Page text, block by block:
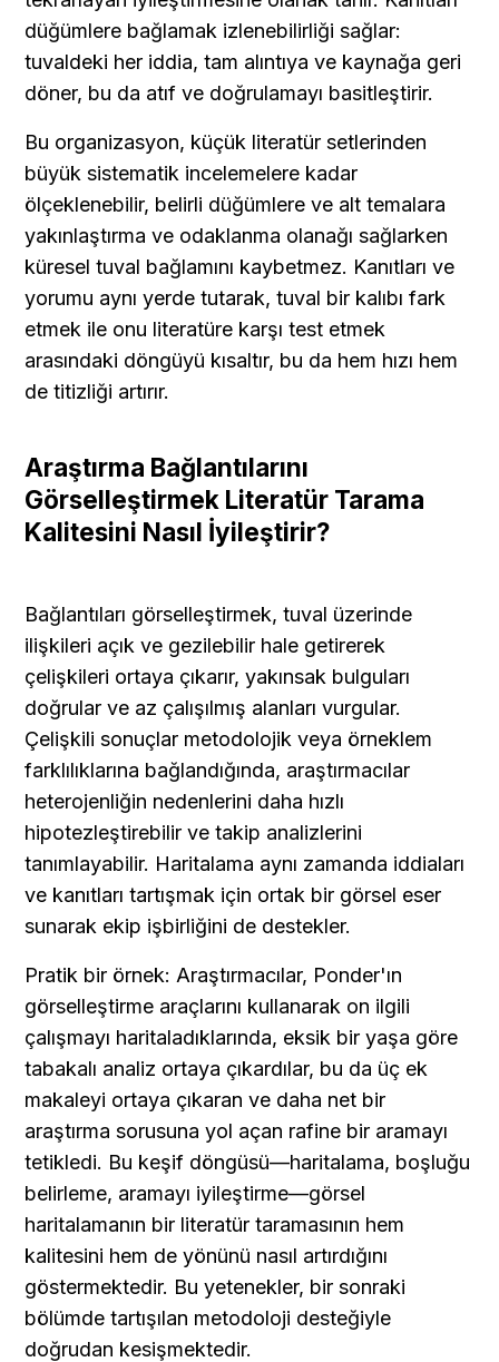
düğümlere bağlamak izlenebilirliği sağlar:
tuvaldeki her iddia, tam alıntıya ve kaynağa geri
döner, bu da atıf ve doğrulamayı basitleştirir.
Bu organizasyon, küçük literatür setlerinden
büyük sistematik incelemelere kadar
ölçeklenebilir, belirli düğümlere ve alt temalara
yakınlaştırma ve odaklanma olanağı sağlarken
küresel tuval bağlamını kaybetmez. Kanıtları ve
yorumu aynı yerde tutarak, tuval bir kalıbı fark
etmek ile onu literatüre karşı test etmek
arasındaki döngüyü kısaltır, bu da hem hızı hem
de titizliği artırır.
Araştırma Bağlantılarını
Görselleştirmek Literatür Tarama
Kalitesini Nasıl İyileştirir?
Bağlantıları görselleştirmek, tuval üzerinde
ilişkileri açık ve gezilebilir hale getirerek
çelişkileri ortaya çıkarır, yakınsak bulguları
doğrular ve az çalışılmış alanları vurgular.
Çelişkili sonuçlar metodolojik veya örneklem
farklılıklarına bağlandığında, araştırmacılar
heterojenliğin nedenlerini daha hızlı
hipotezleştirebilir ve takip analizlerini
tanımlayabilir. Haritalama aynı zamanda iddiaları
ve kanıtları tartışmak için ortak bir görsel eser
sunarak ekip işbirliğini de destekler.
Pratik bir örnek: Araştırmacılar, Ponder'ın
görselleştirme araçlarını kullanarak on ilgili
çalışmayı haritaladıklarında, eksik bir yaşa göre
tabakalı analiz ortaya çıkardılar, bu da üç ek
makaleyi ortaya çıkaran ve daha net bir
araştırma sorusuna yol açan rafine bir aramayı
tetikledi. Bu keşif döngüsü—haritalama, boşluğu
belirleme, aramayı iyileştirme—görsel
haritalamanın bir literatür taramasının hem
kalitesini hem de yönünü nasıl artırdığını
göstermektedir. Bu yetenekler, bir sonraki
bölümde tartışılan metodoloji desteğiyle
doğrudan kesişmektedir.